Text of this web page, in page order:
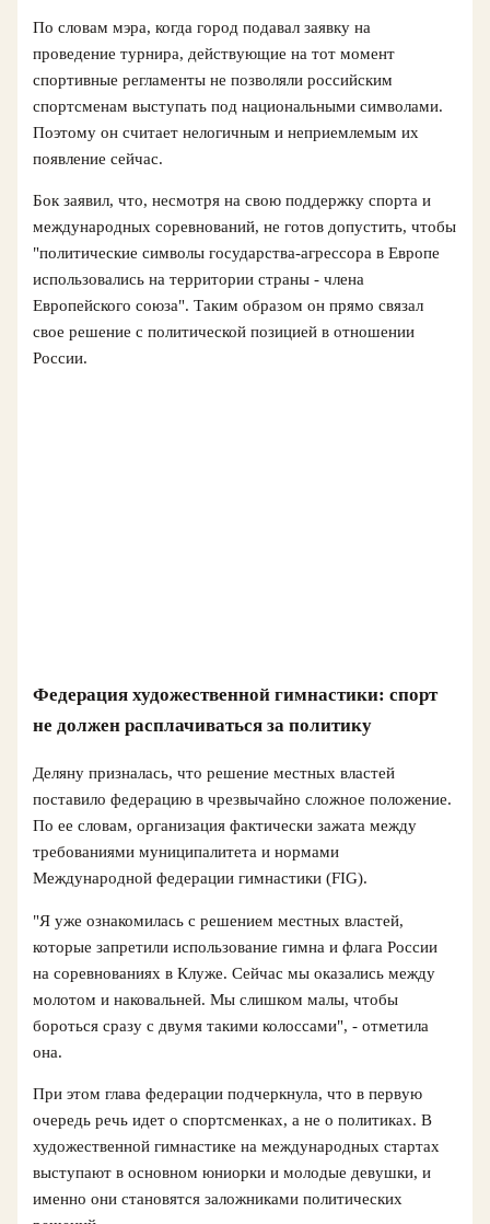
По словам мэра, когда город подавал заявку на
проведение турнира, действующие на тот момент
спортивные регламенты не позволяли российским
спортсменам выступать под национальными символами.
Поэтому он считает нелогичным и неприемлемым их
появление сейчас.
Бок заявил, что, несмотря на свою поддержку спорта и
международных соревнований, не готов допустить, чтобы
"политические символы государства-агрессора в Европе
использовались на территории страны - члена
Европейского союза". Таким образом он прямо связал
свое решение с политической позицией в отношении
России.
Федерация художественной гимнастики: спорт
не должен расплачиваться за политику
Деляну призналась, что решение местных властей
поставило федерацию в чрезвычайно сложное положение.
По ее словам, организация фактически зажата между
требованиями муниципалитета и нормами
Международной федерации гимнастики (FIG).
"Я уже ознакомилась с решением местных властей,
которые запретили использование гимна и флага России
на соревнованиях в Клуже. Сейчас мы оказались между
молотом и наковальней. Мы слишком малы, чтобы
бороться сразу с двумя такими колоссами", - отметила
она.
При этом глава федерации подчеркнула, что в первую
очередь речь идет о спортсменках, а не о политиках. В
художественной гимнастике на международных стартах
выступают в основном юниорки и молодые девушки, и
именно они становятся заложниками политических